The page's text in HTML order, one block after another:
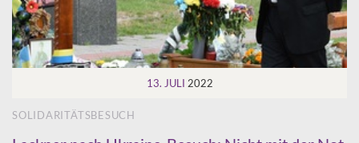
13. JULI 2022
SOLIDARITÄTSBESUCH